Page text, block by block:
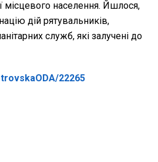
місцевого населення. Йшлося,
дій рятувальників,
служб, які залучені до
22265